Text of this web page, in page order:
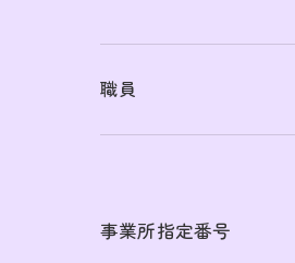
職員
事業所指定番号